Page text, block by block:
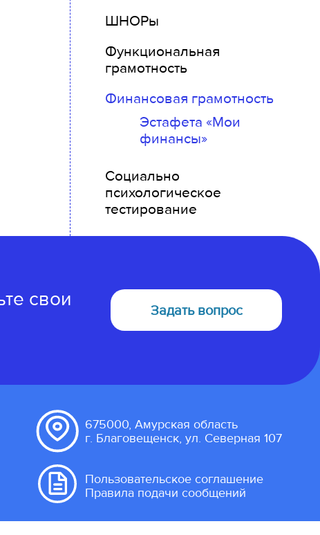
ШНОРы
Функциональная
грамотность
Финансовая грамотность
Эстафета «Мои
финансы»
Социально
психологическое
тестирование
свои
Задать вопрос
675000, Амурская область
г. Благовещенск, ул. Северная 107
Пользовательское соглашение
Правила подачи сообщений